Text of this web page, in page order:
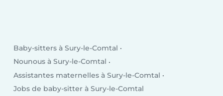
Baby-sitters à Sury-le-Comtal
Nounous à Sury-le-Comtal
Assistantes maternelles à Sury-le-Comtal
Jobs de baby-sitter à Sury-le-Comtal